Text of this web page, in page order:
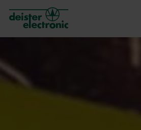
deister